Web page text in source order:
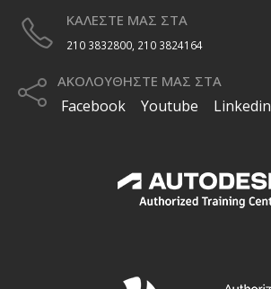
ΚΑΛΕΣΤΕ ΜΑΣ ΣΤΑ
210 3832800, 210 3824164
ΑΚΟΛΟΥΘΗΣΤΕ ΜΑΣ ΣΤΑ
Facebook Youtube Linkedin